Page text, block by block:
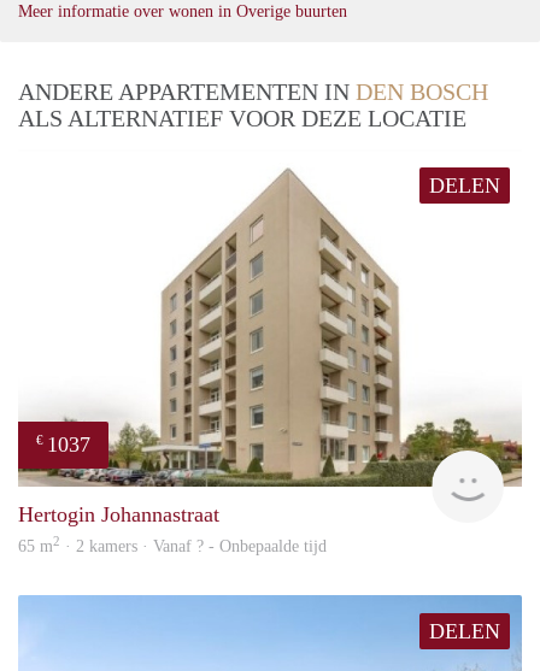
Meer informatie over wonen in Overige buurten
ANDERE APPARTEMENTEN IN DEN BOSCH
ALS ALTERNATIEF VOOR DEZE LOCATIE
DELEN
€ 1037
Hertogin Johannastraat
65 m2 · 2 kamers · Vanaf ? - Onbepaalde tijd
DELEN